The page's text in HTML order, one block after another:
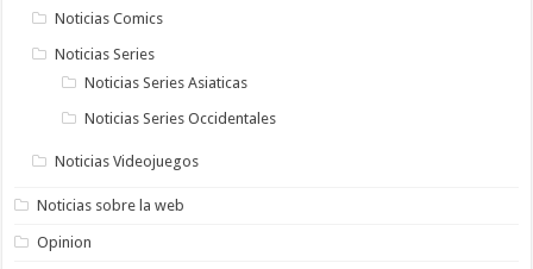
Noticias Comics
Noticias Series
Noticias Series Asiaticas
Noticias Series Occidentales
Noticias Videojuegos
Noticias sobre la web
Opinion